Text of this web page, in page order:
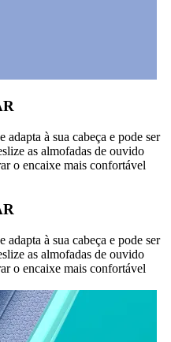
adapta à sua cabeça e pode ser
as almofadas de ouvido
o encaixe mais confortável
adapta à sua cabeça e pode ser
as almofadas de ouvido
o encaixe mais confortável